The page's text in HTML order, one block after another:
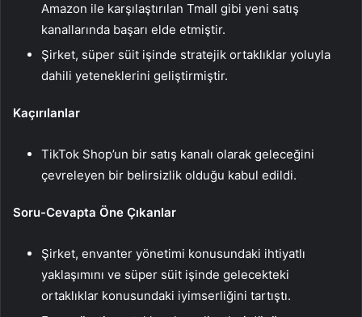
Amazon ile karşılaştırılan Tmall gibi yeni satış
kanallarında başarı elde etmiştir.
Şirket, süper süit işinde stratejik ortaklıklar yoluyla
dahili yeteneklerini geliştirmiştir.
Kaçırılanlar
TikTok Shop’un bir satış kanalı olarak geleceğini
çevreleyen bir belirsizlik olduğu kabul edildi.
Soru-Cevapta Öne Çıkanlar
Şirket, envanter yönetimi konusundaki ihtiyatlı
yaklaşımını ve süper süit işinde gelecekteki
ortaklıklar konusundaki iyimserliğini tartıştı.